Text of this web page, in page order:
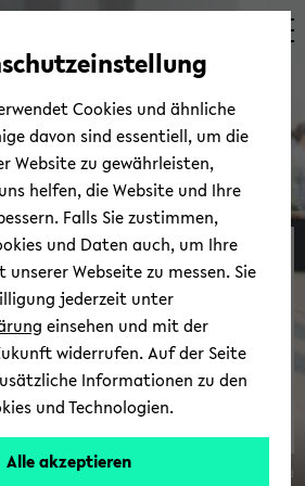
Automatische
vermeiden
zum
wechseln
zum
wechseln
zum
wechseln
NEOLAiA an der
Universität­ Bielefeld
© Uni­ver­si­tät Bie­le­feld
Cookies und ähnliche
davon sind essentiell, um die
Website zu gewährleisten,
helfen, die Website und Ihre
Falls Sie zustimmen,
und Daten auch, um Ihre
Webseite zu messen. Sie
jederzeit unter
einsehen und mit der
widerrufen. Auf der Seite
Informationen zu den
und Technologien.
Alle akzeptieren